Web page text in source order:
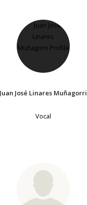
Juan José Linares Muñagorri
Vocal